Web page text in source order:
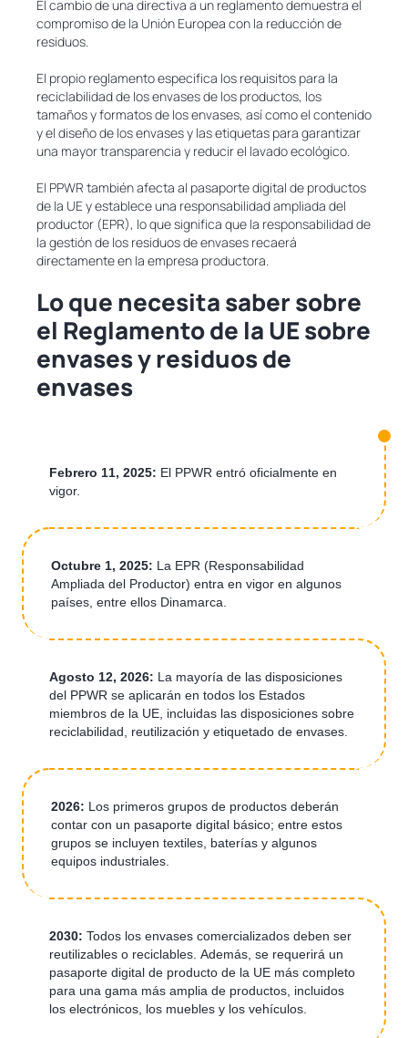
El cambio de una directiva a un reglamento demuestra el
compromiso de la Unión Europea con la reducción de
residuos.
El propio reglamento especifica los requisitos para la
reciclabilidad de los envases de los productos, los
tamaños y formatos de los envases, así como el contenido
y el diseño de los envases y las etiquetas para garantizar
una mayor transparencia y reducir el lavado ecológico.
El PPWR también afecta al pasaporte digital de productos
de la UE y establece una responsabilidad ampliada del
productor (EPR), lo que significa que la responsabilidad de
la gestión de los residuos de envases recaerá
directamente en la empresa productora.
Lo que necesita saber sobre
el Reglamento de la UE sobre
envases y residuos de
envases
Febrero 11, 2025: El PPWR entró oficialmente en
vigor.
Octubre 1, 2025: La EPR (Responsabilidad
Ampliada del Productor) entra en vigor en algunos
países, entre ellos Dinamarca.
Agosto 12, 2026: La mayoría de las disposiciones
del PPWR se aplicarán en todos los Estados
miembros de la UE, incluidas las disposiciones sobre
reciclabilidad, reutilización y etiquetado de envases.
2026: Los primeros grupos de productos deberán
contar con un pasaporte digital básico; entre estos
grupos se incluyen textiles, baterías y algunos
equipos industriales.
2030: Todos los envases comercializados deben ser
reutilizables o reciclables. Además, se requerirá un
pasaporte digital de producto de la UE más completo
para una gama más amplia de productos, incluidos
los electrónicos, los muebles y los vehículos.